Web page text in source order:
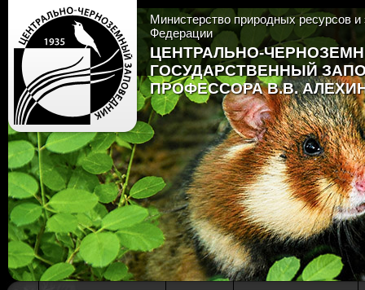
Министерство природных ресурсов и
Федерации
ЦЕНТРАЛЬНО-
ГОСУДАРСТВЕННЫЙ
ПРОФЕССОРА В.В.